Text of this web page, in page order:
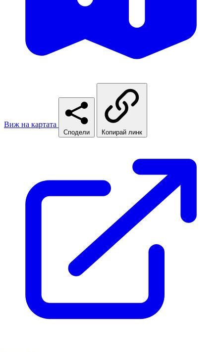
Виж на картата
Сподели Копирай линк